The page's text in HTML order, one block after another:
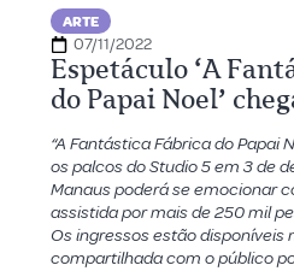
ARTE
07/11/2022
Espetáculo ‘A
do Papai Noel’
“A Fantástica Fábrica do Papai
os palcos do Studio 5 em 3 de
Manaus poderá se emocionar
assistida por mais de 250 mil
Os ingressos estão disponíveis
compartilhada com o público